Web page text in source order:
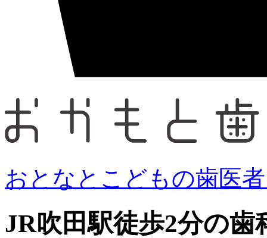
おとなとこどもの歯医
JR吹田駅徒歩2分の歯